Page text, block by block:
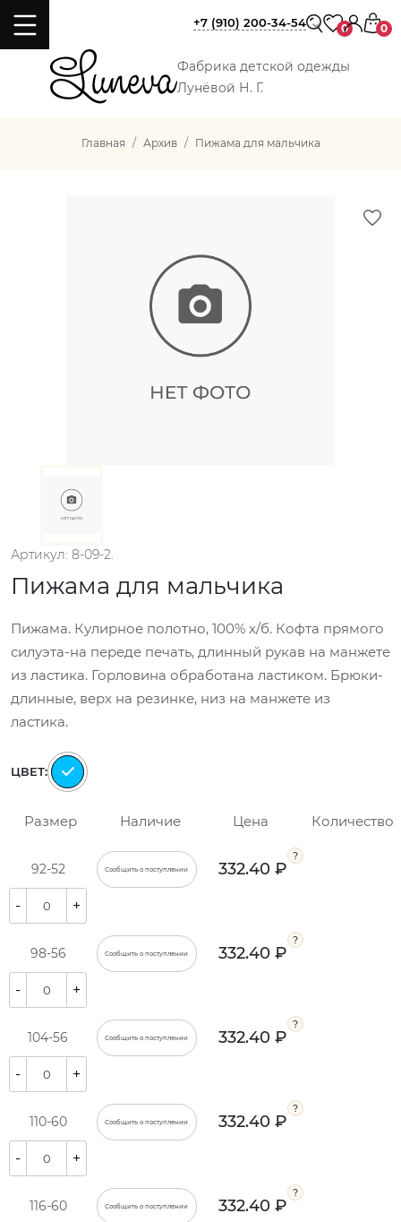
Фабрика детской одежды
Лунёвой Н. Г.
+7 (910) 200-34-54 0 0
Главная Архив Пижама для мальчика
Артикул: 8-09-2.
Пижама для мальчика
Пижама. Кулирное полотно, 100% х/б. Кофта прямого
силуэта-на переде печать, длинный рукав на манжете
из ластика. Горловина обработана ластиком. Брюки-
длинные, верх на резинке, низ на манжете из
ластика.
ЦВЕТ:
Размер Наличие Цена Количество
92-52 Сообщить о поступлении 332.40 ₽
- +
98-56 Сообщить о поступлении 332.40 ₽
- +
104-56 Сообщить о поступлении 332.40 ₽
- +
110-60 Сообщить о поступлении 332.40 ₽
- +
116-60 Сообщить о поступлении 332.40 ₽